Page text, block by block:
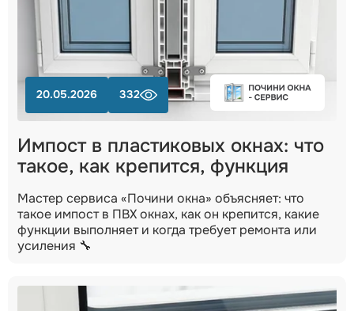
20.05.2026 332
Импост в пластиковых окнах: что
такое, как крепится, функция
Мастер сервиса «Почини окна» объясняет: что
такое импост в ПВХ окнах, как он крепится, какие
функции выполняет и когда требует ремонта или
усиления 🔧